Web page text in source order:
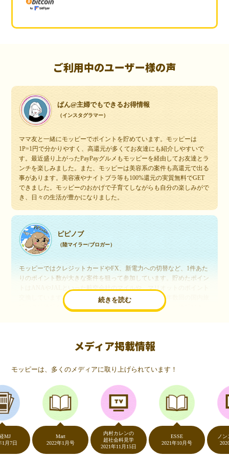
ご利用中のユーザー様の声
ぱん@主婦でもできるお得情報
（インスタグラマー）
ママ友と一緒にモッピーでポイントを貯めています。モッピーは
1P=1円で分かりやすく、高還元が多くてお友達にも紹介しやすいで
す。最近盛り上がったPayPayグルメもモッピーを経由してお友達とラ
ンチを楽しみました。また、モッピーは美容系の案件も高還元で出る
事があります。美容液やナイトブラ等も100%還元の実質無料でGET
できました。モッピーのおかげで子育てしながらも自分の楽しみがで
き、日々の生活が豊かになりました。
続きを読む
ピピノブ
（陸マイラー/ブロガー）
モッピーではクレジットカードやFX、新電力への切替など、1件あた
りのポイント数が大きな案件を狙って参加しています。貯めたポイン
交換しています。このようにすることで、ほぼ無料で年数回の国内旅
行や海外旅行を実現しています。モッピーは陸マイラーや旅行好きに
いつものネットショッピングが、モッピーでお得
（20代・女性）
友達に勧められてモッピーをはじめました。空いた時間にスマホで買
い物をすることが多いのですが、モッピーを経由するだけでショップ
のポイントとモッピーのポイントが二重で貯まることを知り、ビック
リ…！いつものネットショッピングをモッピーを経由するだけでポイ
ントが貯まるなんて…もっと早く教えてほしかった～！貯まったポイ
ントはギフト券に交換して、プチ贅沢を楽しんでます♪
メディア掲載情報
モッピーは、多くのメディアに取り上げられています！
2022年1月号
内村カレンの
超社会科見学
2021年11月15日
2021年10月号
ノンスト
2020年5